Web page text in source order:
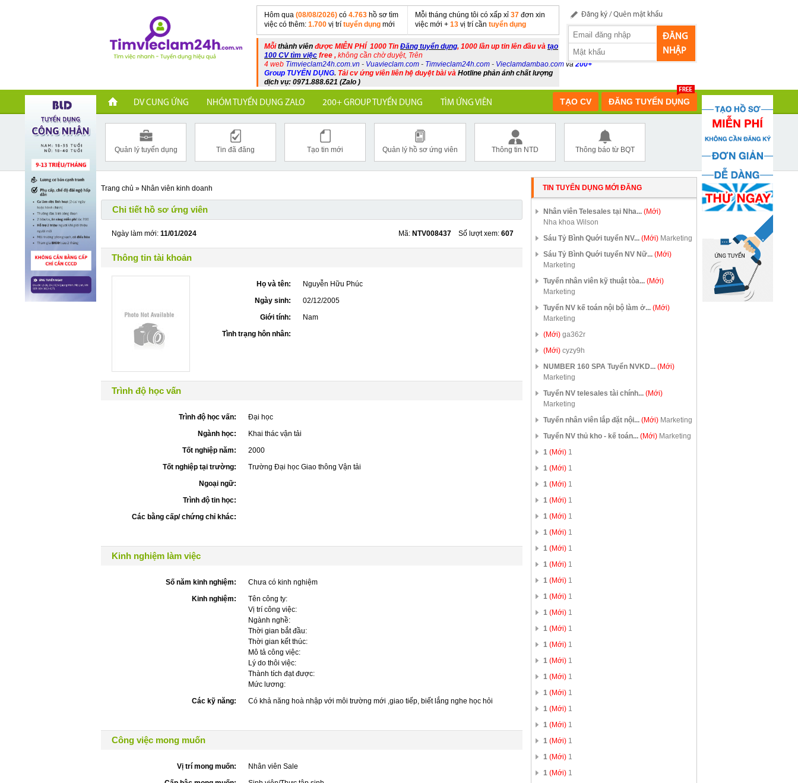
Hôm qua (08/08/2026) có 4.763 hồ sơ tìm
việc có thêm: 1.700 vị trí tuyển dụng mới
Mỗi tháng chúng tôi có xấp xỉ 37 đơn xin
việc mới + 13 vị trí cần tuyển dụng
Mỗithành viên được MIỄN PHÍ 1000 Tin Đăng tuyển dụng, 1000 lần up tin lên đầu và tạo
100 CV tìm việc free , không cần chờ duyệt, Trên
4 web Timvieclam24h.com.vn - Vuavieclam.com - Timvieclam24h.com - Vieclamdambao.com và 200+
Group TUYỂN DỤNG. Tải cv ứng viên liên hệ duyệt bài và Hotline phản ánh chất lượng
dịch vụ: 0971.888.621 (Zalo )
Đăng ký /Quên mật khẩu
ĐĂNG
NHẬP
DV CUNG ỨNG NHÓM TUYỂN DỤNG ZALO 200+ GROUP TUYỂN DỤNG TÌM ỨNG VIÊN ĐĂNG TUYỂN DỤNG
TẠO CV
Quản lý tuyển dụng Tin đã đăng Tạo tin mới Quản lý hồ sơ ứng viên Thông tin NTD Thông báo từ BQT
Trang chủ » Nhân viên kinh doanh
Chi tiết hồ sơ ứng viên
Ngày làm mới: 11/01/2024 Mã: NTV008437 Số lượt xem: 607
Thông tin tài khoản
Họ và tên:
Nguyễn Hữu Phúc
Ngày sinh:
02/12/2005
Giới tính:
Nam
Tình trạng hôn nhân:
Trình độ học vấn
Trình độ học vấn:
Đại học
Ngành học:
Khai thác vận tải
Tốt nghiệp năm:
2000
Tốt nghiệp tại trường:
Trường Đại học Giao thông Vận tải
Ngoại ngữ:
Trình độ tin học:
Các bằng cấp/ chứng chỉ khác:
Kinh nghiệm làm việc
Số năm kinh nghiệm:
Chưa có kinh nghiệm
Kinh nghiệm:
Tên công ty:
Vị trí công việc:
Ngành nghề:
Thời gian bắt đầu:
Thời gian kết thúc:
Mô tả công việc:
Lý do thôi việc:
Thành tích đạt được:
Mức lương:
Các kỹ năng:
Có khả năng hoà nhập với môi trường mới ,giao tiếp, biết lắng nghe học hỏi
Công việc mong muốn
Vị trí mong muốn:
Nhân viên Sale
TIN TUYỂN DỤNG MỚI ĐĂNG
Nhân viên Telesales tại Nha... (Mới)
Nha khoa Wilson
Sáu Tỷ Bình Quới tuyển NV... (Mới) Marketing
Sáu Tỷ Bình Quới tuyển NV Nữ... (Mới)
Marketing
Tuyển nhân viên kỹ thuật tòa... (Mới)
Marketing
Tuyển NV kế toán nội bộ làm ở... (Mới)
Marketing
(Mới) ga362r
(Mới) cyzy9h
NUMBER 160 SPA Tuyển NVKD... (Mới)
Marketing
Tuyển NV telesales tài chính... (Mới)
Marketing
Tuyển nhân viên lắp đặt nội... (Mới) Marketing
Tuyển NV thủ kho - kế toán... (Mới) Marketing
1 (Mới) 1
1 (Mới) 1
1 (Mới) 1
1 (Mới) 1
1 (Mới) 1
1 (Mới) 1
1 (Mới) 1
1 (Mới) 1
1 (Mới) 1
1 (Mới) 1
1 (Mới) 1
1 (Mới) 1
1 (Mới) 1
1 (Mới) 1
1 (Mới) 1
1 (Mới) 1
1 (Mới) 1
1 (Mới) 1
1 (Mới) 1
1 (Mới) 1
1 (Mới) 1